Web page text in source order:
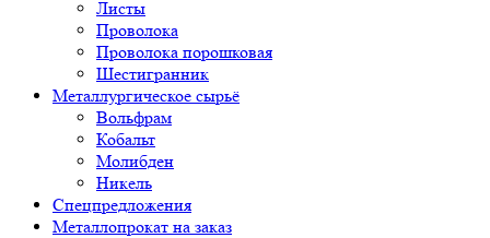
Листы
Проволока
Проволока порошковая
Шестигранник
Металлургическое сырьё
Вольфрам
Кобальт
Молибден
Никель
Спецпредложения
Металлопрокат на заказ